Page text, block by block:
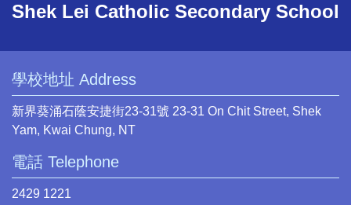
Shek Lei Catholic Secondary School
學校地址 Address
新界葵涌石蔭安捷街23-31號 23-31 On Chit Street, Shek
Yam, Kwai Chung, NT
電話 Telephone
2429 1221